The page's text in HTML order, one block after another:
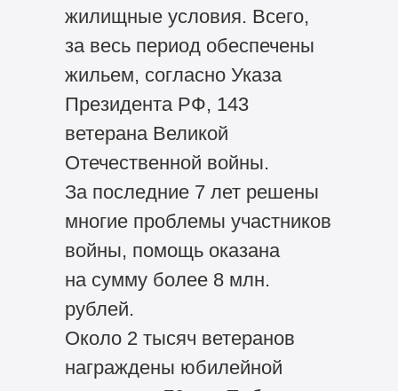
жилищные условия. Всего,
за весь период обеспечены
жильем, согласно Указа
Президента РФ, 143
ветерана Великой
Отечественной войны.
За последние 7 лет решены
многие проблемы участников
войны, помощь оказана
на сумму более 8 млн.
рублей.
Около 2 тысяч ветеранов
награждены юбилейной